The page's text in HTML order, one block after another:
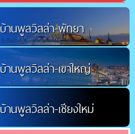
บ้านพูลวิลล่า-พัทยา
บ้านพูลวิลล่า-เขาใหญ่
บ้านพูลวิลล่า-เชียงใหม่